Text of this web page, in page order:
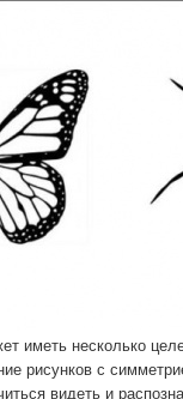
иметь несколько
рисунков с
видеть и